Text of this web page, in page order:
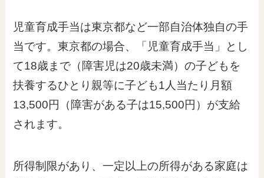
児童育成手当は東京都など一部自治体独自の手
当です。東京都の場合、「児童育成手当」とし
て18歳まで（障害児は20歳未満）の子どもを
扶養するひとり親等に子ども1人当たり月額
13,500円（障害がある子は15,500円）が支給
されます。
所得制限があり、一定以上の所得がある家庭は